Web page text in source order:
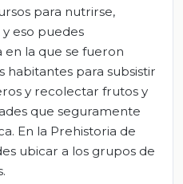
para nutrirse,
eso puedes
la que se fueron
habitantes para subsistir
y recolectar frutos y
que seguramente
En la Prehistoria de
ubicar a los grupos de